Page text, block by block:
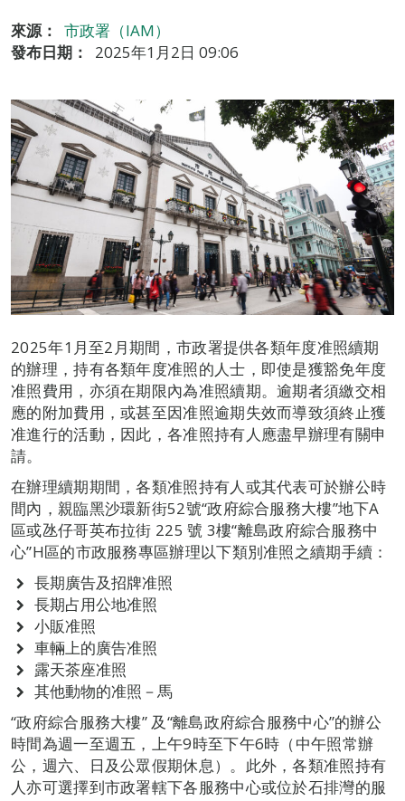
來源：
市政署（IAM）
發布日期：
2025年1月2日 09:06
2025年1月至2月期間，市政署提供各類年度准照續期
的辦理，持有各類年度准照的人士，即使是獲豁免年度
准照費用，亦須在期限內為准照續期。逾期者須繳交相
應的附加費用，或甚至因准照逾期失效而導致須終止獲
准進行的活動，因此，各准照持有人應盡早辦理有關申
請。
在辦理續期期間，各類准照持有人或其代表可於辦公時
間內，親臨黑沙環新街52號“政府綜合服務大樓”地下A
區或氹仔哥英布拉街 225 號 3樓“離島政府綜合服務中
心”H區的市政服務專區辦理以下類別准照之續期手續：
長期廣告及招牌准照
長期占用公地准照
小販准照
車輛上的廣告准照
露天茶座准照
其他動物的准照－馬
“政府綜合服務大樓” 及“離島政府綜合服務中心”的辦公
時間為週一至週五，上午9時至下午6時（中午照常辦
公，週六、日及公眾假期休息）。此外，各類准照持有
人亦可選擇到市政署轄下各服務中心或位於石排灣的服